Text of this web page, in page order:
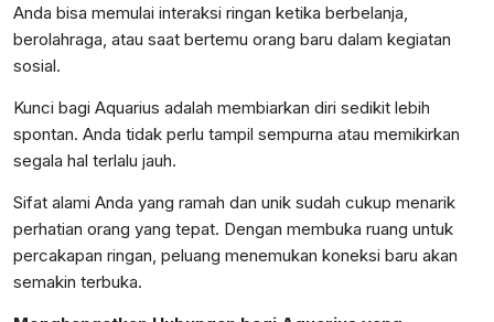
Anda bisa memulai interaksi ringan ketika berbelanja,
berolahraga, atau saat bertemu orang baru dalam kegiatan
sosial.
Kunci bagi Aquarius adalah membiarkan diri sedikit lebih
spontan. Anda tidak perlu tampil sempurna atau memikirkan
segala hal terlalu jauh.
Sifat alami Anda yang ramah dan unik sudah cukup menarik
perhatian orang yang tepat. Dengan membuka ruang untuk
percakapan ringan, peluang menemukan koneksi baru akan
semakin terbuka.